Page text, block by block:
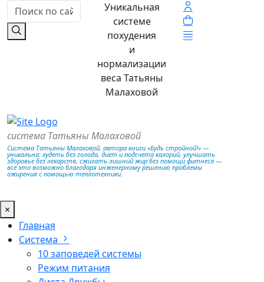
Уникальная
системе
похудения
и
нормализации
веса Татьяны
Малаховой
система Татьяны Малаховой
Система Татьяны Малаховой, автора книги «Будь стройной!» —
уникальна: худеть без голода, диет и подсчета калорий, улучшать
здоровье без лекарств, сжигать лишний жир без помощи фитнеса —
всё это возможно благодаря инженерному решению проблемы
ожирения с помощью теплотехники.
×
Главная
Система
10 заповедей системы
Режим питания